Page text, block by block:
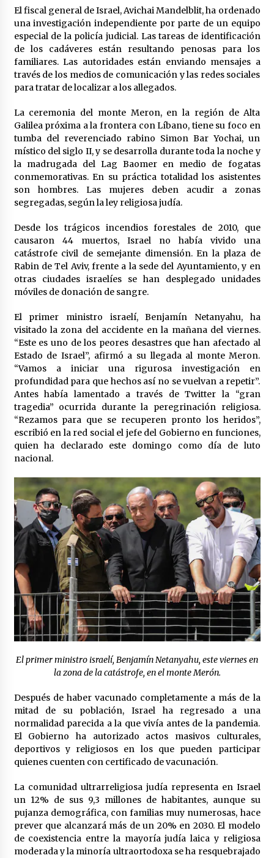
El fiscal general de Israel, Avichai Mandelblit, ha ordenado
una investigación independiente por parte de un equipo
especial de la policía judicial. Las tareas de identificación
de los cadáveres están resultando penosas para los
familiares. Las autoridades están enviando mensajes a
través de los medios de comunicación y las redes sociales
para tratar de localizar a los allegados.
La ceremonia del monte Meron, en la región de Alta
Galilea próxima a la frontera con Líbano, tiene su foco en
tumba del reverenciado rabino Simon Bar Yochai, un
místico del siglo II, y se desarrolla durante toda la noche y
la madrugada del Lag Baomer en medio de fogatas
conmemorativas. En su práctica totalidad los asistentes
son hombres. Las mujeres deben acudir a zonas
segregadas, según la ley religiosa judía.
Desde los trágicos incendios forestales de 2010, que
causaron 44 muertos, Israel no había vivido una
catástrofe civil de semejante dimensión. En la plaza de
Rabin de Tel Aviv, frente a la sede del Ayuntamiento, y en
otras ciudades israelíes se han desplegado unidades
móviles de donación de sangre.
El primer ministro israelí, Benjamín Netanyahu, ha
visitado la zona del accidente en la mañana del viernes.
“Este es uno de los peores desastres que han afectado al
Estado de Israel”, afirmó a su llegada al monte Meron.
“Vamos a iniciar una rigurosa investigación en
profundidad para que hechos así no se vuelvan a repetir”.
Antes había lamentado a través de Twitter la “gran
tragedia” ocurrida durante la peregrinación religiosa.
“Rezamos para que se recuperen pronto los heridos”,
escribió en la red social el jefe del Gobierno en funciones,
quien ha declarado este domingo como día de luto
nacional.
El primer ministro israelí, Benjamín Netanyahu, este viernes en
la zona de la catástrofe, en el monte Merón.
Después de haber vacunado completamente a más de la
mitad de su población, Israel ha regresado a una
normalidad parecida a la que vivía antes de la pandemia.
El Gobierno ha autorizado actos masivos culturales,
deportivos y religiosos en los que pueden participar
quienes cuenten con certificado de vacunación.
La comunidad ultrarreligiosa judía representa en Israel
un 12% de sus 9,3 millones de habitantes, aunque su
pujanza demográfica, con familias muy numerosas, hace
prever que alcanzará más de un 20% en 2030. El modelo
de coexistencia entre la mayoría judía laica y religiosa
moderada y la minoría ultraortodoxa se ha resquebrajado